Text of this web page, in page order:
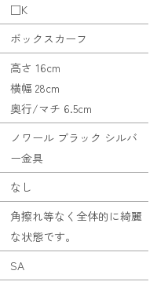
□K
ボックスカーフ
高さ 16cm
横幅 28cm
奥行/マチ 6.5cm
ノワール ブラック シルバ
ー金具
なし
角擦れ等なく全体的に綺麗
な状態です。
SA